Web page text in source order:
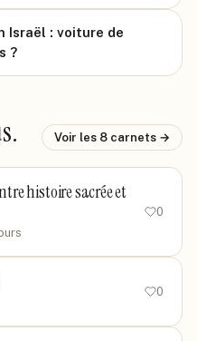
Israël : voiture de
?
Voir les 8 carnets →
histoire sacrée et
0
0